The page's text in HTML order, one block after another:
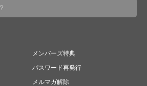
メンバーズ特典
パスワード再発行
メルマガ解除